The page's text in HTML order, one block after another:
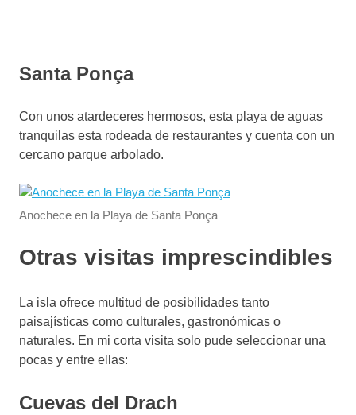
Santa Ponça
Con unos atardeceres hermosos, esta playa de aguas
tranquilas esta rodeada de restaurantes y cuenta con un
cercano parque arbolado.
Anochece en la Playa de Santa Ponça
Otras visitas imprescindibles
La isla ofrece multitud de posibilidades tanto
paisajísticas como culturales, gastronómicas o
naturales. En mi corta visita solo pude seleccionar una
pocas y entre ellas:
Cuevas del Drach